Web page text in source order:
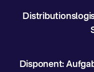
Disponent: